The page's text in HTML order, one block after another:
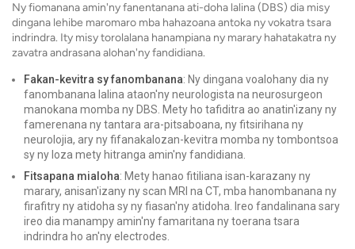
Ny fiomanana amin'ny fanentanana ati-doha lalina (DBS) dia misy
dingana lehibe maromaro mba hahazoana antoka ny vokatra tsara
indrindra. Ity misy torolalana hanampiana ny marary hahatakatra ny
zavatra andrasana alohan'ny fandidiana.
Fakan-kevitra sy fanombanana: Ny dingana voalohany dia ny
fanombanana lalina ataon'ny neurologista na neurosurgeon
manokana momba ny DBS. Mety ho tafiditra ao anatin'izany ny
famerenana ny tantara ara-pitsaboana, ny fitsirihana ny
neurolojia, ary ny fifanakalozan-kevitra momba ny tombontsoa
sy ny loza mety hitranga amin'ny fandidiana.
Fitsapana mialoha: Mety hanao fitiliana isan-karazany ny
marary, anisan'izany ny scan MRI na CT, mba hanombanana ny
firafitry ny atidoha sy ny fiasan'ny atidoha. Ireo fandalinana sary
ireo dia manampy amin'ny famaritana ny toerana tsara
indrindra ho an'ny electrodes.